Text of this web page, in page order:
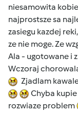
niesamowita
najprostsze sa
zasiegu kazdej
ze nie moge. Ze
Ala - ugotowane i
Wczoraj
Zjadlam
Chyba
rozwiaze problem